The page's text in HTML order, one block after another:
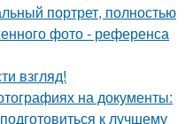
портрет, полностью
фото - референса
взгляд!
на документы:
к лучшему